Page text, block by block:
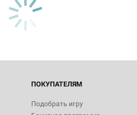
ПОКУПАТЕЛЯМ
Подобрать игру